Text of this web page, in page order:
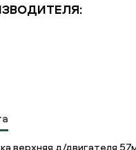
верхняя д/двигателя